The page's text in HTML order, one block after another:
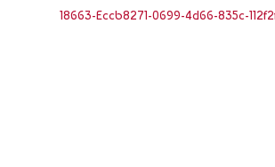
TASACIÓN Y COMPRA
18663-Eccb8271-0699-4d66-835c-